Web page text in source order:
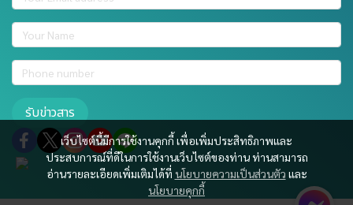
เว็บไซต์นี้มีการใช้งานคุกกี้ เพื่อเพิ่มประสิทธิภาพและ
ประสบการณ์ที่ดีในการใช้งานเว็บไซต์ของท่าน ท่านสามารถ
อ่านรายละเอียดเพิ่มเติมได้ที่ นโยบายความเป็นส่วนตัว และ
นโยบายคุกกี้
รับข่าวสาร